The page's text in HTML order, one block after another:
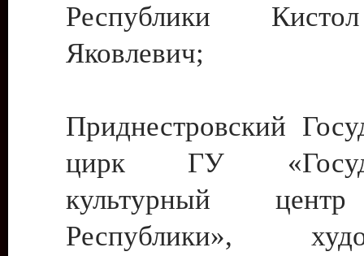
Республики
Яковлевич;
Приднестровский
цирк ГУ
культурный
Республики»,